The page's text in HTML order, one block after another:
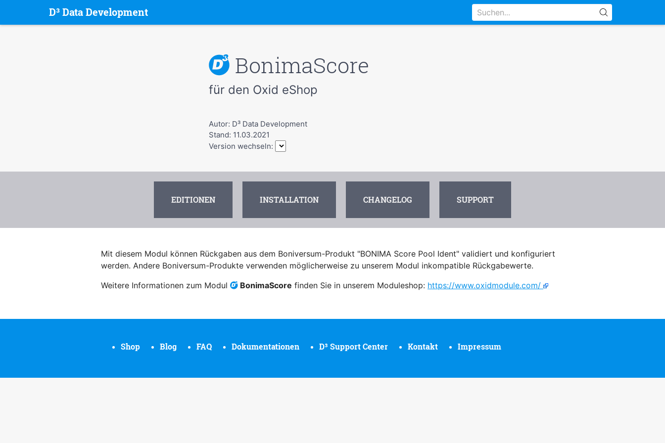
D³ Data Development
BonimaScore
für den Oxid eShop
Autor: D³ Data Development
Stand: 11.03.2021
Version wechseln:
EDITIONEN INSTALLATION CHANGELOG SUPPORT
Mit diesem Modul können Rückgaben aus dem Boniversum-Produkt "BONIMA Score Pool Ident" validiert und konfiguriert
werden. Andere Boniversum-Produkte verwenden möglicherweise zu unserem Modul inkompatible Rückgabewerte.
Weitere Informationen zum Modul
BonimaScore finden Sie in unserem Moduleshop: https://www.oxidmodule.com/
Shop Blog FAQ Dokumentationen D³ Support Center Kontakt Impressum